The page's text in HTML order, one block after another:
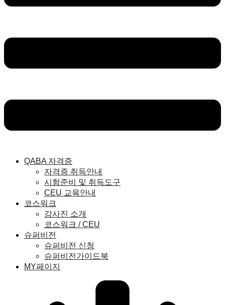
QABA 자격증
자격증 취득안내
시험준비 및 취득도구
CEU 교육안내
코스워크
강사진 소개
코스워크 / CEU
슈퍼비전
슈퍼비전 신청
슈퍼비전가이드북
MY페이지